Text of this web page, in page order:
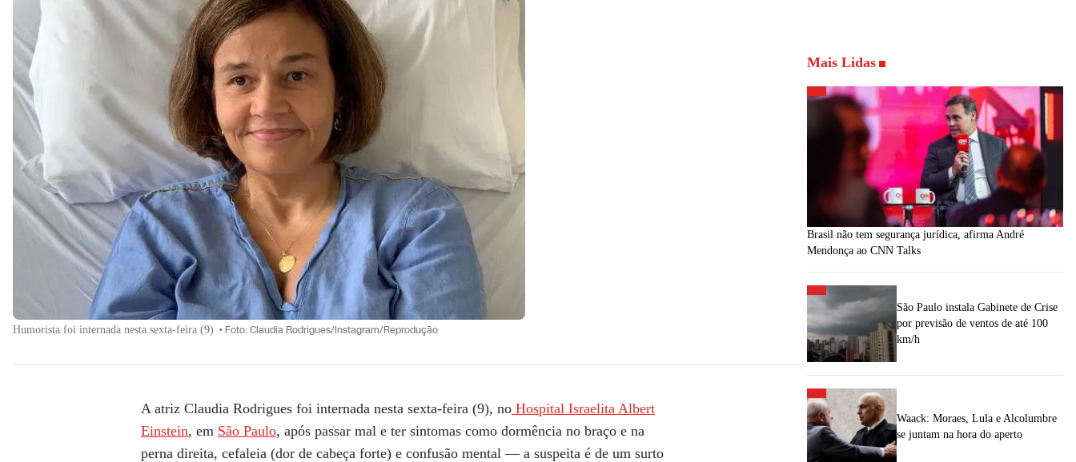
Humorista foi internada nesta sexta-feira (9) • Foto: Claudia Rodrigues/Instagram/Reprodução
A atriz Claudia Rodrigues foi internada nesta sexta-feira (9), no Hospital Israelita Albert
Einstein, em São Paulo, após passar mal e ter sintomas como dormência no braço e na
perna direita, cefaleia (dor de cabeça forte) e confusão mental — a suspeita é de um surto
Mais Lidas
Brasil não tem segurança jurídica, afirma André
Mendonça ao CNN Talks
São Paulo instala Gabinete de Crise
por previsão de ventos de até 100
km/h
Waack: Moraes, Lula e Alcolumbre
se juntam na hora do aperto